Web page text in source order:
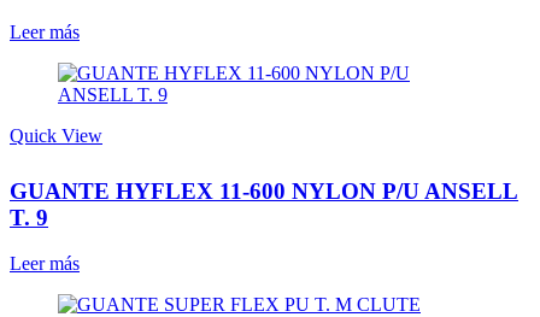
Leer más
Quick View
GUANTE HYFLEX 11-600 NYLON P/U ANSELL
T. 9
Leer más